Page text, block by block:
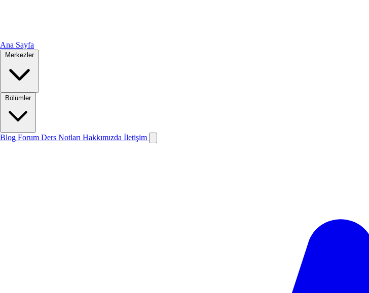
Ana Sayfa
Merkezler
Bölümler
Blog Forum Ders Notları Hakkımızda İletişim